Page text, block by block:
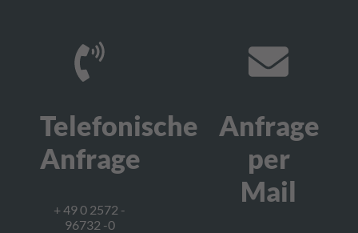
Telefonische
Anfrage
+ 49 0 2572 -
96732 -0
Anfrage
per
Mail